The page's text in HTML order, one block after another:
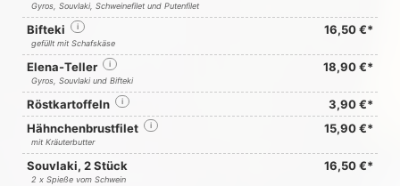
Gyros, Souvlaki, Schweinefilet und Putenfilet
Bifteki i 16,50 €*
gefüllt mit Schafskäse
Elena-Teller i 18,90 €*
Gyros, Souvlaki und Bifteki
Röstkartoffeln i
3,90 €*
Hähnchenbrustfilet
i 15,90 €*
mit Kräuterbutter
Souvlaki, 2 Stück 16,50 €*
2 x Spieße vom Schwein